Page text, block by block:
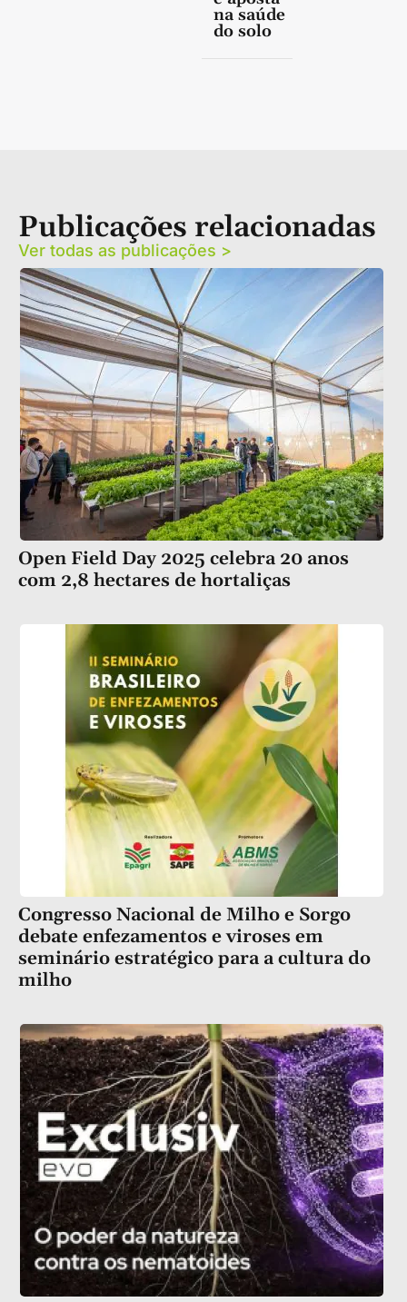
na saúde
do solo
Publicações relacionadas
Ver todas as publicações >
Open Field Day 2025 celebra 20 anos
com 2,8 hectares de hortaliças
Congresso Nacional de Milho e Sorgo
debate enfezamentos e viroses em
seminário estratégico para a cultura do
milho